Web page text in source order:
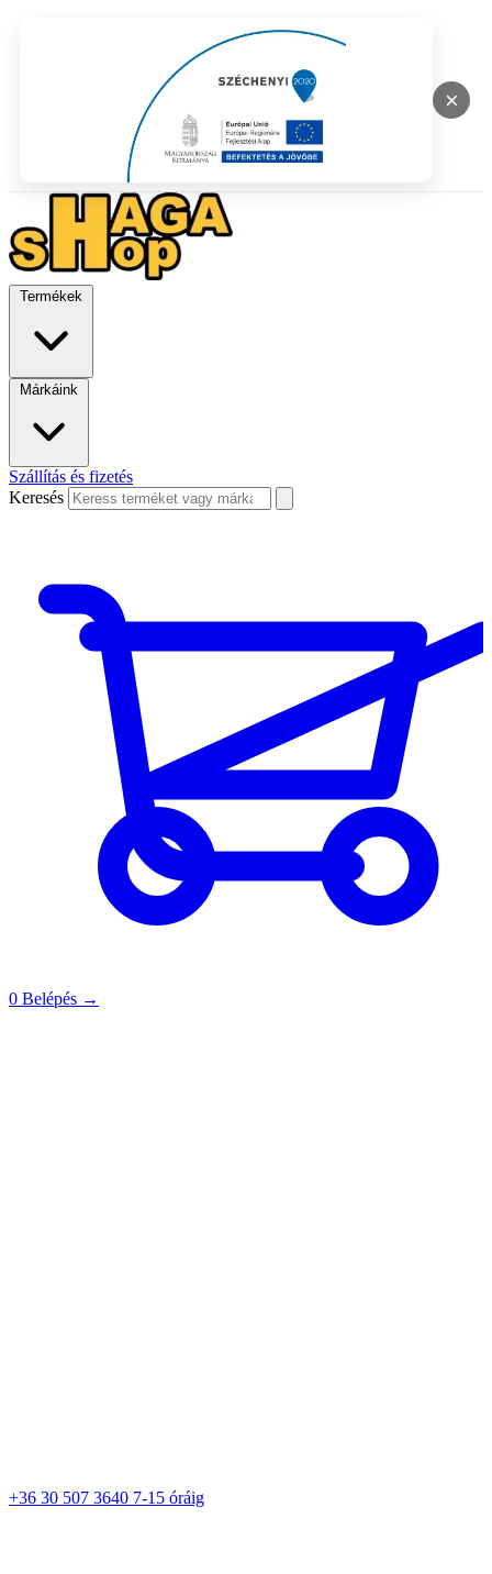
×
Termékek
Márkáink
Szállítás és fizetés
Keresés
0 Belépés →
+36 30 507 3640 7-15 óráig